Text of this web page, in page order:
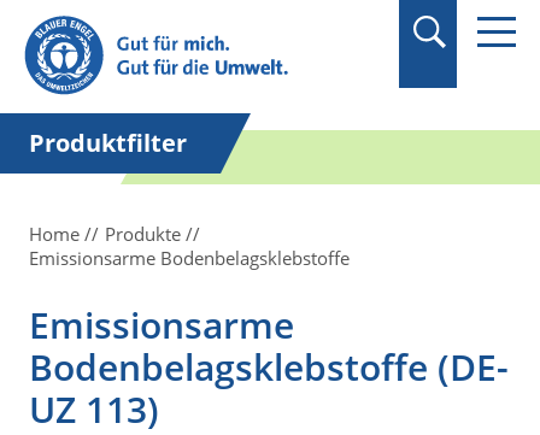
Suchbegriff in
Anführungszeichen
setzen.
Produktfilter
Home
Produkte
Emissionsarme Bodenbelagsklebstoffe
Emissionsarme
Bodenbelagsklebstoffe (DE-
UZ 113)